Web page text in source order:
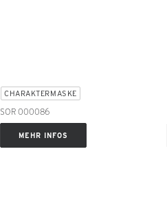
CHARAKTERMASKE
SOR 000086
MEHR INFOS